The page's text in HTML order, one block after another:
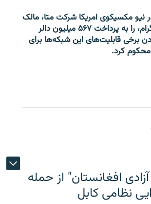
نیو مکسیکوی امریکا شرکت متا، مالک
فیس‌بوک و اینستاگرام، را به پرداخت ۵۶۷ میلیون دالر
برخی قابلیت‌های این شبکه‌ها برای
افغانستان" از حمله
نظامی کابل